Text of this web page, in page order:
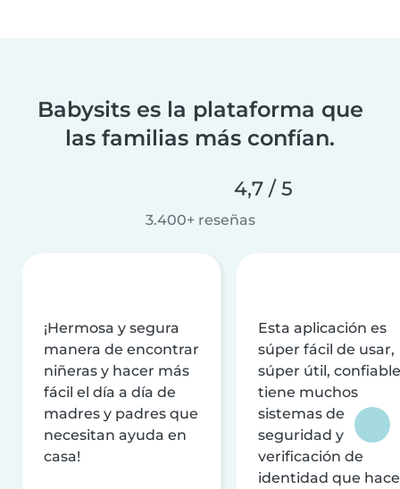
Babysits es la plataforma que
las familias más confían.
4,7 / 5
3.400+ reseñas
¡Hermosa y segura
manera de encontrar
niñeras y hacer más
fácil el día a día de
madres y padres que
necesitan ayuda en
casa!
Esta aplicación es
súper fácil de usar,
súper útil,
tiene muchos
sistemas de
seguridad y
verificación de
identidad que